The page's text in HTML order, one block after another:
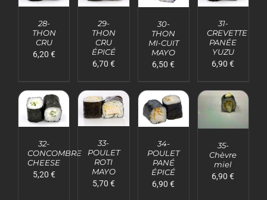
AJOUTER
PANIER
/
28-
THON
CRU
6,20 €
AJOUTER
PANIER
/
DÉTAILS
29-
THON
CRU
ÉPICÉ
6,70 €
AJOUTER
PANIER
/
DÉTAILS
30-
THON
MI-CUIT
MAYO
6,50€
AJOUTER
PANIER
/
DÉTAILS
31-
CREVETTE
PANÉE
YUZU
6,90€
AJOUTER
PANIER
/
DÉTAILS
32-
CONCOMBRE
CHEESE
5,20 €
AJOUTER
PANIER
/
DÉTAILS
33-
POULET
ROTI
MAYO
5,70 €
AJOUTER
PANIER
/
DÉTAILS
34-
POULET
PANÉ
ÉPICÉ
6,90€
AJOUTER
PANIER
/
35-
Chèvre
miel
6,90€